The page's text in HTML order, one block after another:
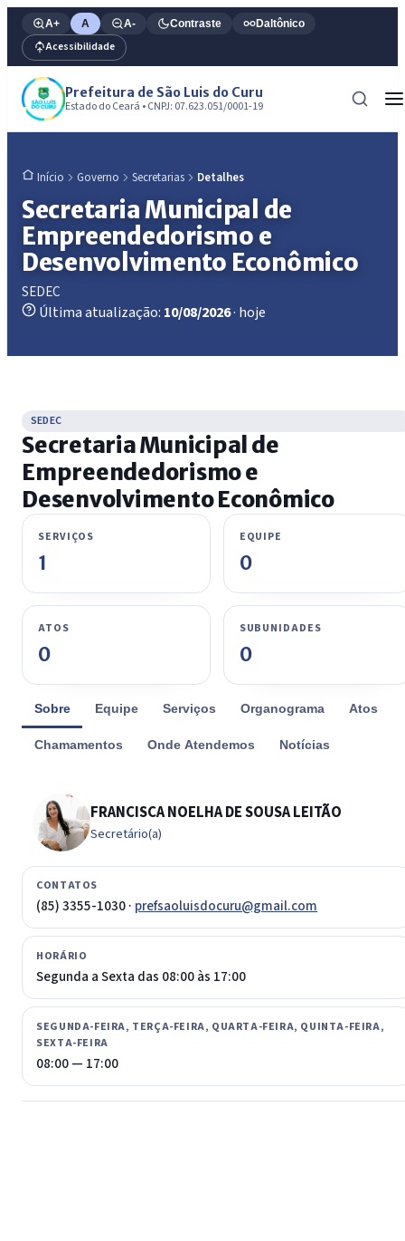
A+ A A- Contraste Daltônico
Acessibilidade
Prefeitura de São Luis do Curu
Estado do Ceará • CNPJ: 07.623.051/0001-19
Início Governo Secretarias Detalhes
Secretaria Municipal de
Empreendedorismo e
Desenvolvimento Econômico
SEDEC
Última atualização: 10/08/2026· hoje
SEDEC
Secretaria Municipal de
Empreendedorismo e
Desenvolvimento Econômico
SERVIÇOS
1
EQUIPE
0
ATOS
0
SUBUNIDADES
0
Sobre Equipe Serviços Organograma Atos
Chamamentos Onde Atendemos Notícias
FRANCISCA NOELHA DE SOUSA LEITÃO
Secretário(a)
CONTATOS
(85) 3355-1030 · prefsaoluisdocuru@gmail.com
HORÁRIO
Segunda a Sexta das 08:00 às 17:00
SEGUNDA-FEIRA, TERÇA-FEIRA, QUARTA-FEIRA, QUINTA-FEIRA,
SEXTA-FEIRA
08:00 — 17:00